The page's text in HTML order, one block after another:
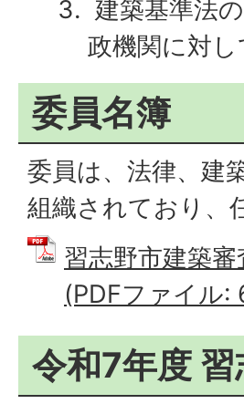
建築基準法
政機関に対
委員名簿
委員は、法律、建
組織されており、
習志野市建築
(PDFファイル:
令和7年度